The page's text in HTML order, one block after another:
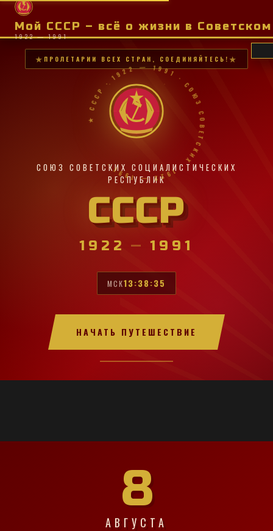
Мой СССР – всё о жизни в
1922 — 1991
ПРОЛЕТАРИИ ВСЕХ СТРАН, СОЕДИНЯЙТЕСЬ!
★ СССР · 1922 — 1991 · СОЮЗ СОВЕТСКИХ · 1922 — 1991 ·
СОЮЗ СОВЕТСКИХ СОЦИАЛИСТИЧЕСКИХ
РЕСПУБЛИК
СССР
1922 — 1991
МСК13:38:36
НАЧАТЬ ПУТЕШЕСТВИЕ
8
АВГУСТА